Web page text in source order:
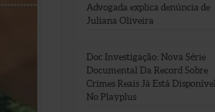
Advogada explica denúncia de
Juliana Oliveira
Doc Investigação: Nova Série
Documental Da Record Sobre
Crimes Reais Já Está Disponível
No Playplus